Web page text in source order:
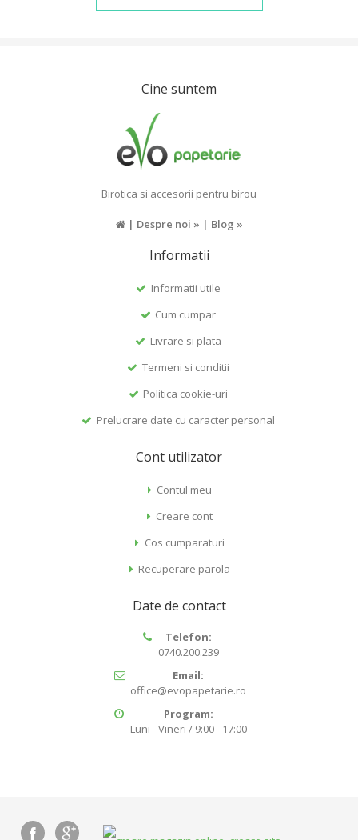
Cine suntem
Birotica si accesorii pentru birou
| Despre noi » | Blog »
Informatii
Informatii utile
Cum cumpar
Livrare si plata
Termeni si conditii
Politica cookie-uri
Prelucrare date cu caracter personal
Cont utilizator
Contul meu
Creare cont
Cos cumparaturi
Recuperare parola
Date de contact
Telefon:
0740.200.239
Email:
office@evopapetarie.ro
Program:
Luni - Vineri / 9:00 - 17:00